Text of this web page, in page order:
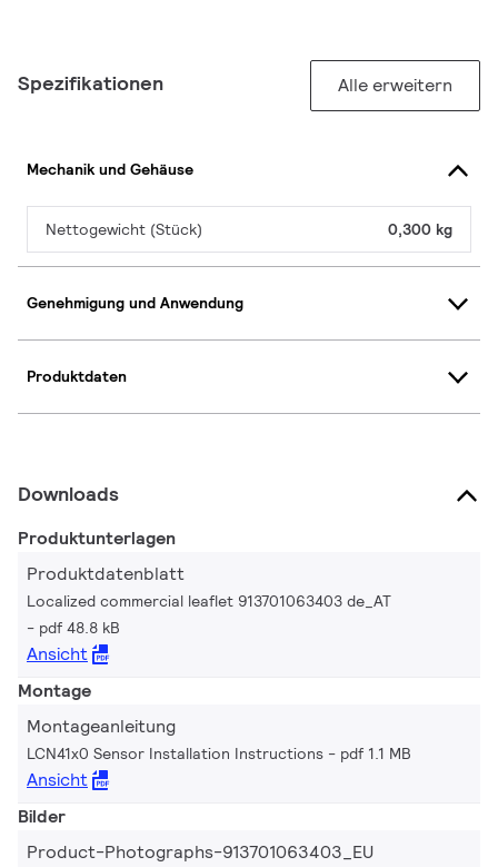
Spezifikationen Alle erweitern
Mechanik und Gehäuse
Nettogewicht (Stück) 0,300 kg
Genehmigung und Anwendung
Produktdaten
Downloads
Produktunterlagen
Produktdatenblatt
Localized commercial leaflet 913701063403 de_AT
pdf 48.8 kB
Ansicht
Montage
Montageanleitung
LCN41x0 Sensor Installation Instructions pdf 1.1 MB
Ansicht
Bilder
Product-Photographs-913701063403_EU